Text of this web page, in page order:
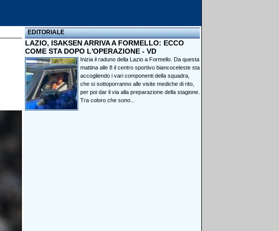
EDITORIALE
LAZIO, ISAKSEN ARRIVA A FORMELLO: ECCO
COME STA DOPO L'OPERAZIONE - VD
Inizia il raduno della Lazio a Formello. Da questa
mattina alle 8 il centro sportivo biancoceleste sta
accogliendo i vari componenti della squadra,
che si sottoporranno alle visite mediche di rito,
per poi dar il via alla preparazione della stagione.
Tra coloro che sono...